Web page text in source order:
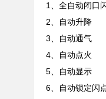
1、全自动闭口
2、自动升降
3、自动通气
4、自动点火
5、自动显示
6、自动锁定闪